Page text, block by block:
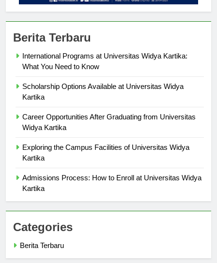
International Programs at Universitas Widya Kartika:
Scholarship Options Available at Universitas Widya
Career Opportunities After Graduating from Universitas
Exploring the Campus Facilities of Universitas Widya
Admissions Process: How to Enroll at Universitas Widya
Categories